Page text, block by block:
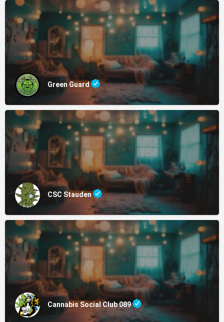
Green Guard
CSC Stauden
Cannabis Social Club 089